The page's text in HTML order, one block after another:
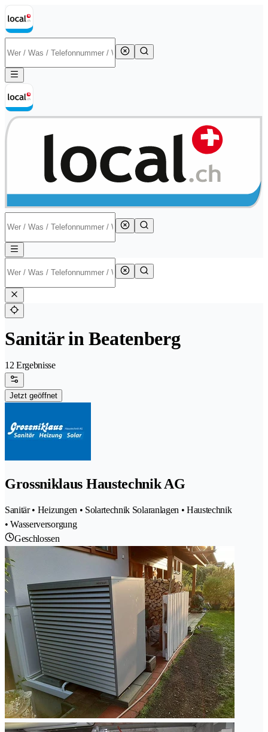
Sanitär in Beatenberg
12 Ergebnisse
Jetzt geöffnet
Grossniklaus Haustechnik AG
Sanitär • Heizungen • Solartechnik Solaranlagen • Haustechnik
• Wasserversorgung
Geschlossen